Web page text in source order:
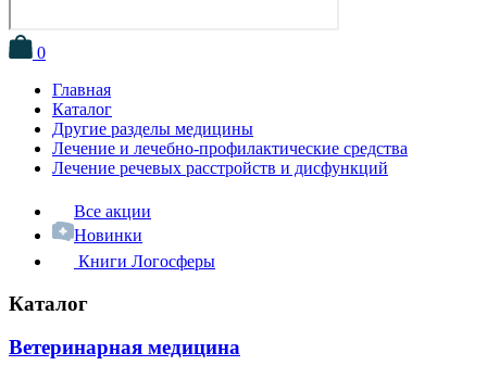
0
Главная
Каталог
Другие разделы медицины
Лечение и лечебно-профилактические средства
Лечение речевых расстройств и дисфункций
Все акции
Новинки
Книги Логосферы
Каталог
Ветеринарная медицина